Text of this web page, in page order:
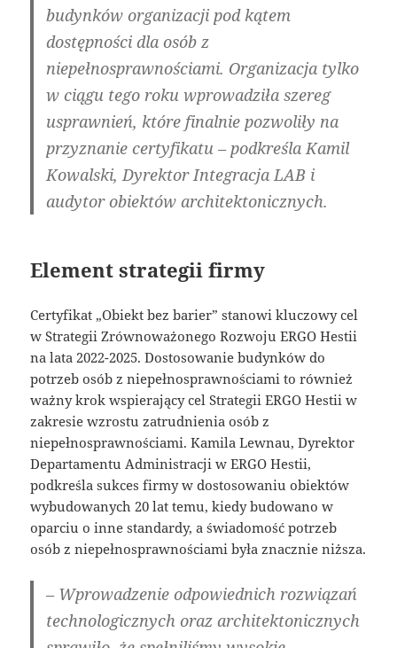
budynków organizacji pod kątem
dostępności dla osób z
niepełnosprawnościami. Organizacja tylko
w ciągu tego roku wprowadziła szereg
usprawnień, które finalnie pozwoliły na
przyznanie certyfikatu – podkreśla Kamil
Kowalski, Dyrektor Integracja LAB i
audytor obiektów architektonicznych.
Element strategii firmy
Certyfikat „Obiekt bez barier” stanowi kluczowy cel
w Strategii Zrównoważonego Rozwoju ERGO Hestii
na lata 2022-2025. Dostosowanie budynków do
potrzeb osób z niepełnosprawnościami to również
ważny krok wspierający cel Strategii ERGO Hestii w
zakresie wzrostu zatrudnienia osób z
niepełnosprawnościami. Kamila Lewnau, Dyrektor
Departamentu Administracji w ERGO Hestii,
podkreśla sukces firmy w dostosowaniu obiektów
wybudowanych 20 lat temu, kiedy budowano w
oparciu o inne standardy, a świadomość potrzeb
osób z niepełnosprawnościami była znacznie niższa.
– Wprowadzenie odpowiednich rozwiązań
technologicznych oraz architektonicznych